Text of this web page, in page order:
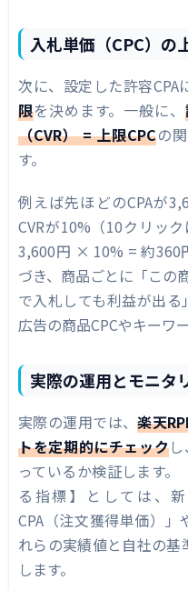
入札単価（CPC）の
次に、設定した許容CPA
限を決めます。一般に、
（CVR） = 上限CPCの
す。
例えば先ほどのCPAが
CVRが10%（10クリッ
3,600円 × 10% = 約360
づき、商品ごとに「この
で入札しても利益が出
広告の商品CPCやキーワ
実際の運用とモニタ
実際の運用では、楽天
トを定期的にチェック
っているか検証します。
る指標】としては、
CPA（注文獲得単価）」
れらの実績値と自社の
します。